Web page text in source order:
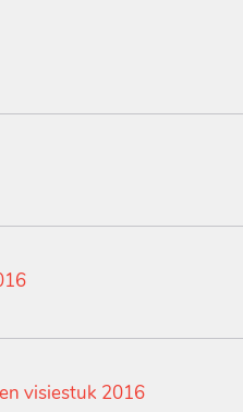
visiestuk 2016